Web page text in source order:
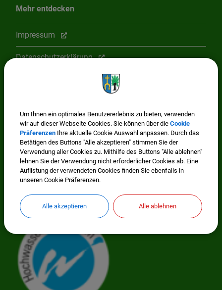
Mehr entdecken
Impressum
Datenschutzerklärung
Wissenswertes
Mitglied im Regionalwerk Chiemgau-Rupertiwinkel
Um Ihnen ein optimales Benutzererlebnis zu bieten, verwenden
wir auf dieser Webseite Cookies. Sie können über die Cookie
Präferenzen Ihre aktuelle Cookie Auswahl anpassen. Durch das
Betätigen des Buttons "Alle akzeptieren" stimmen Sie der
Verwendung aller Cookies zu. Mithilfe des Buttons "Alle ablehnen"
lehnen Sie der Verwendung nicht erforderlicher Cookies ab. Eine
Auflistung der verwendeten Cookies finden Sie ebenfalls in
unseren Cookie Präferenzen.
Alle akzeptieren Alle ablehnen